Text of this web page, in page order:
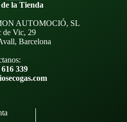
la Tienda
AUTOMOCIÓ, SL
de Vic, 29
Barcelona
339